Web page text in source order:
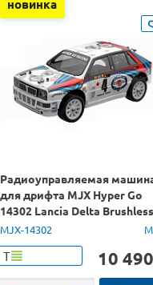
новинка
Радиоуправляемая
для дрифта MJX Hyper Go
14302 Lancia Delta Brushless
4WD 2.4G LED 1/14 RTR
MJX-14302
Т 10 490